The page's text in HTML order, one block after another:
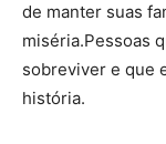
de manter suas
miséria.Pessoas
sobreviver e que
história.